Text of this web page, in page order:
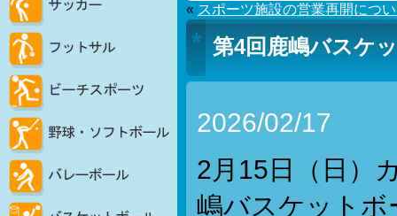
« スポーツ施設の営業再開につ
第4回鹿嶋バスケ
2026/02/17
2月15日（日）
嶋バスケット